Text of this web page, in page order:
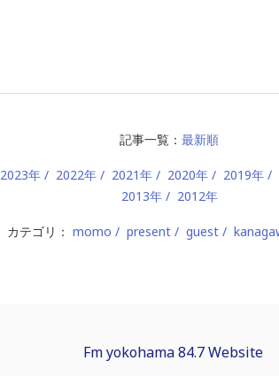
記事一覧： 最新順
2023年 2022年 2021年 2020年 2019年
2013年
2012年
カテゴリ： momo present guest
Fm yokohama 84.7 Website